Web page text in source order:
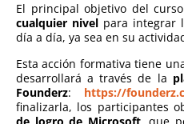
El principal objetivo del
cualquier nivel para integrar
día a día, ya sea en su
Esta acción formativa tiene
desarrollará a través de la
Founderz: https://
finalizarla, los participantes